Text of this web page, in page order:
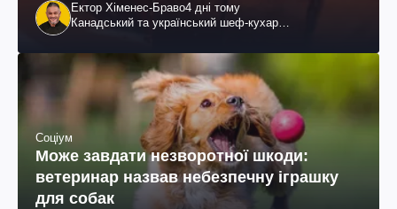
Ектор Хіменес-Браво4 дні тому
Канадський та український шеф-кухар
Соціум
Може завдати незворотної шкоди:
ветеринар назвав небезпечну іграшку
для собак